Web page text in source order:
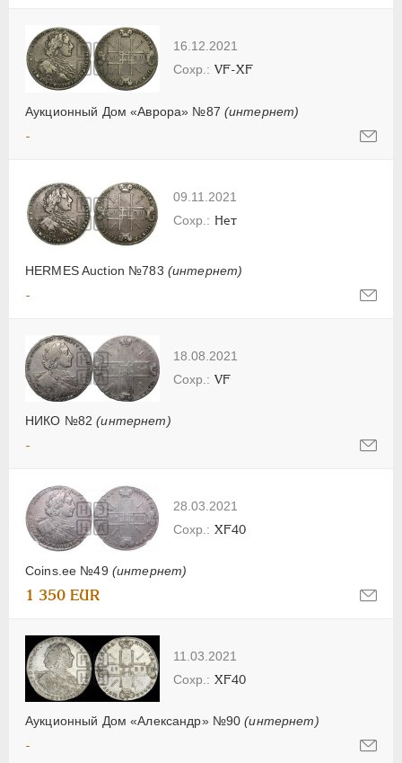
16.12.2021
Аукционный Дом «Аврора» №87 (интернет)
VF-XF
-
09.11.2021
HERMES Auction №783 (интернет)
Нет
-
18.08.2021
НИКО №82(интернет)
VF
-
28.03.2021
Coins.ee №49 (интернет)
XF40
1 350 EUR
11.03.2021
Аукционный Дом «Александр» №90(интернет)
XF40
-